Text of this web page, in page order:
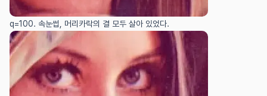
q=100. 속눈썹, 머리카락의 결 모두 살아 있었다.